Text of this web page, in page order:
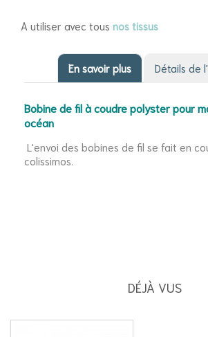
A utiliser avec tous nos tissus
En savoir plus Détails de
Bobine de fil à coudre polyster pour
océan
L'envoi des bobines de fil se fait en
colissimos.
DÉJÀ VUS